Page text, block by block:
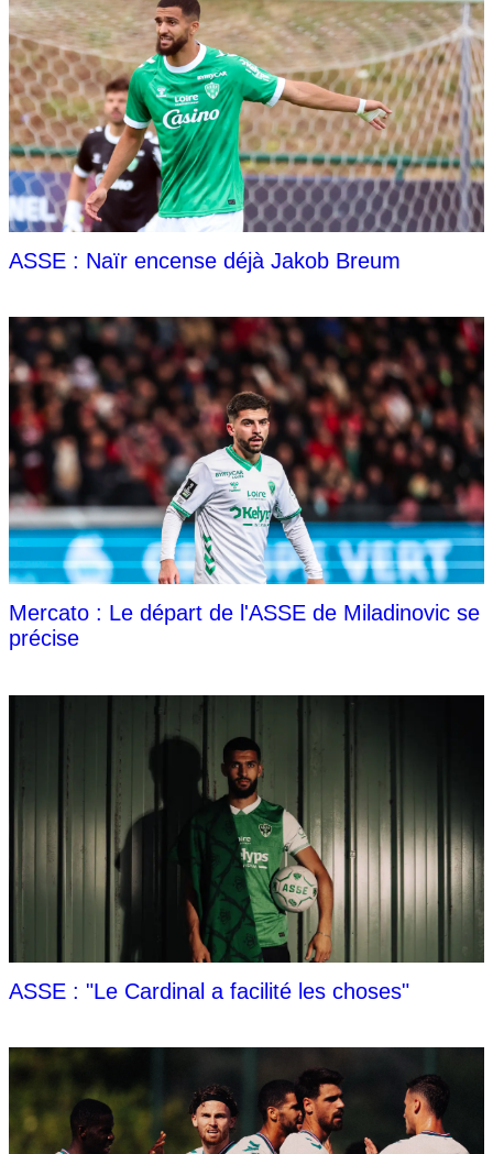
ASSE : Naïr encense déjà Jakob Breum
Mercato : Le départ de l'ASSE de Miladinovic se
précise
ASSE : "Le Cardinal a facilité les choses"